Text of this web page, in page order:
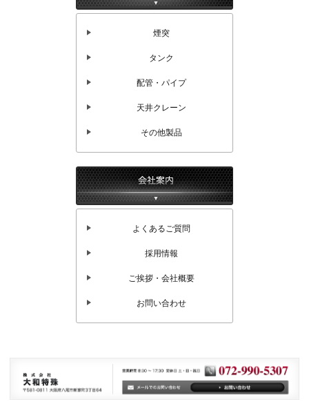
煙突
タンク
配管・パイプ
天井クレーン
その他製品
よくあるご質問
採用情報
ご挨拶・会社概要
お問い合わせ